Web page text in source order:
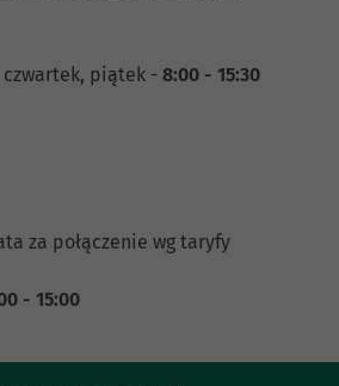
czwartek, piątek - 8:00 - 15:30
za połączenie wg taryfy
- 15:00